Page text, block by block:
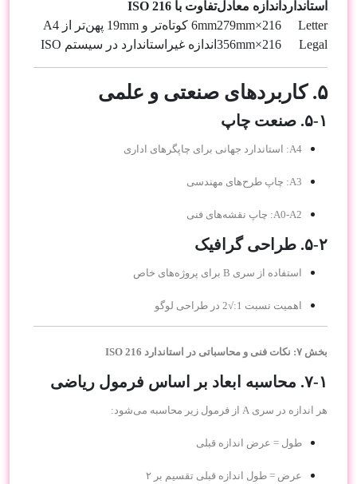
استاندارد اندازه معادلتفاوت با ISO 216
Letter
216×279mm
6mm کوتاه‌تر و 19mm پهن‌تر از A4
Legal
216×356mm اندازه غیراستاندارد در سیستم ISO
۵. کاربردهای صنعتی و علمی
۵-۱. صنعت چاپ
A4: استاندارد جهانی برای چاپگرهای اداری
A3: چاپ طرح‌های مهندسی
A0-A2: چاپ نقشه‌های فنی
۵-۲. طراحی گرافیک
استفاده از سری B برای پروژه‌های خاص
اهمیت نسبت 1:√2 در طراحی لوگو
بخش ۷: نکات فنی و محاسباتی در استاندارد ISO 216
۷-۱. محاسبه ابعاد بر اساس فرمول ریاضی
هر اندازه در سری A از فرمول زیر محاسبه می‌شود:
طول = عرض اندازه قبلی
عرض = طول اندازه قبلی تقسیم بر ۲